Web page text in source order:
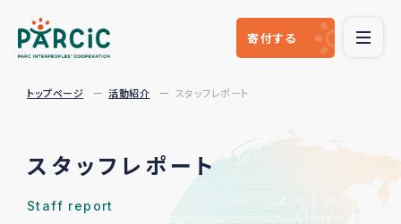
寄付する
トップページ 活動紹介 スタッフレポート
スタッフレポート
Staff report